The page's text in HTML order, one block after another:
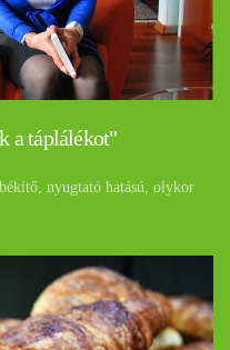
a táplálékot"
nyugtató hatású, olykor